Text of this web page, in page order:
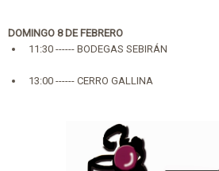
DOMINGO 8 DE FEBRERO
11:30 ------ BODEGAS SEBIRÁN
13:00 ------ CERRO GALLINA